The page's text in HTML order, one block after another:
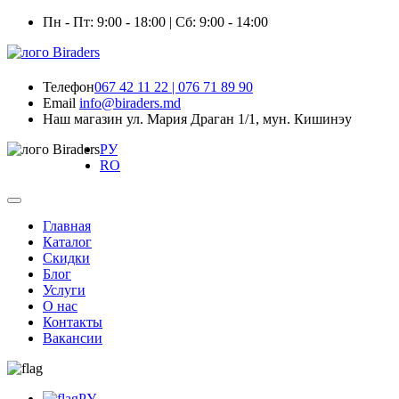
Пн - Пт: 9:00 - 18:00 | Сб: 9:00 - 14:00
Телефон067 42 11 22 | 076 71 89 90
Email info@biraders.md
Наш магазин ул. Мария Драган 1/1, мун. Кишинэу
РУ
RO
Главная
Каталог
Скидки
Блог
Услуги
О нас
Контакты
Вакансии